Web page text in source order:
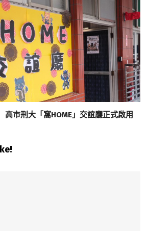
市刑大「窩HOME」交誼廳正式啟用